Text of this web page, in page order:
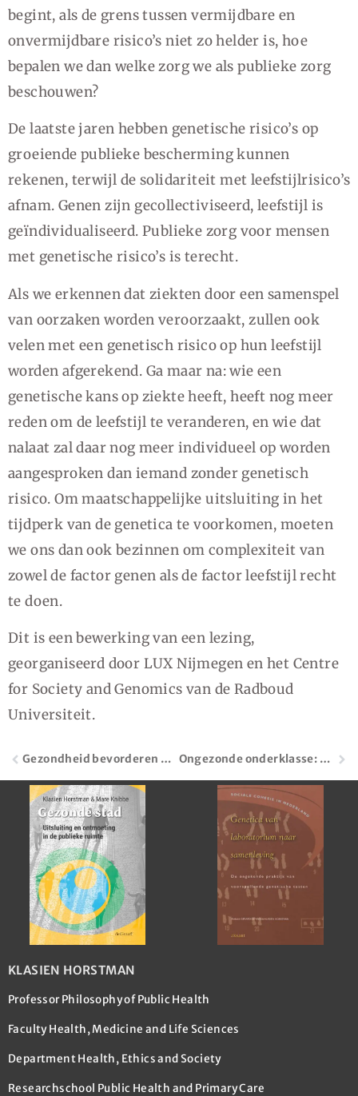
begint, als de grens tussen vermijdbare en
onvermijdbare risico’s niet zo helder is, hoe
bepalen we dan welke zorg we als publieke zorg
beschouwen?
De laatste jaren hebben genetische risico’s op
groeiende publieke bescherming kunnen
rekenen, terwijl de solidariteit met leefstijlrisico’s
afnam. Genen zijn gecollectiviseerd, leefstijl is
geïndividualiseerd. Publieke zorg voor mensen
met genetische risico’s is terecht.
Als we erkennen dat ziekten door een samenspel
van oorzaken worden veroorzaakt, zullen ook
velen met een genetisch risico op hun leefstijl
worden afgerekend. Ga maar na: wie een
genetische kans op ziekte heeft, heeft nog meer
reden om de leefstijl te veranderen, en wie dat
nalaat zal daar nog meer individueel op worden
aangesproken dan iemand zonder genetisch
risico. Om maatschappelijke uitsluiting in het
tijdperk van de genetica te voorkomen, moeten
we ons dan ook bezinnen om complexiteit van
zowel de factor genen als de factor leefstijl recht
te doen.
Dit is een bewerking van een lezing,
georganiseerd door LUX Nijmegen en het Centre
for Society and Genomics van de Radboud
Universiteit.
Gezondheid bevorderen – stoppen met sturen Ongezonde onderklasse: betrekken bij beleid of de zweep erover?
KLASIEN HORSTMAN
Professor Philosophy of Public Health
Faculty Health, Medicine and Life Sciences
Department Health, Ethics and Society
Researchschool Public Health and Primary Care